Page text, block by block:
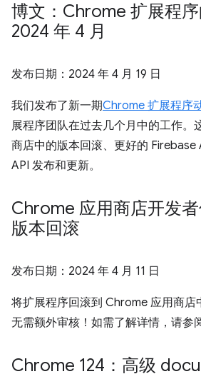
博文：Chrome 扩展程
2024 年 4 月
发布日期： 2024 年 4 月 19 日
我们发布了新一期Chrome 扩展程序
展程序团队在过去几个月中的工作。
商店中的版本回滚、更好的 Firebase
API 发布和更新。
Chrome 应用商店开发
版本回滚
发布日期： 2024 年 4 月 11 日
将扩展程序回滚到 Chrome 应用商店
无需额外审核！如需了解详情，请参
Chrome 124：高级